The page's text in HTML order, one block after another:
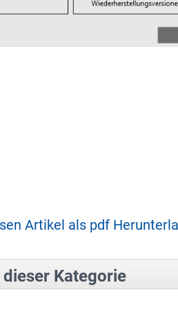
Artikel als pdf
dieser Kategorie